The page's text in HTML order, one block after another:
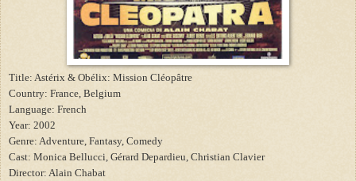
Title: Astérix & Obélix: Mission Cléopâtre
Country: France Belgium
Language: French
Year: 2002
Genre: Adventure, Fantasy, Comedy
Cast: Monica Bellucci, Gérard Depardieu, Christian Clavier
Director: Alain Chabat